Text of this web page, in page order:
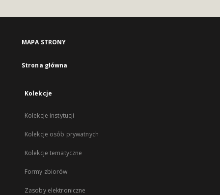
MAPA STRONY
Strona główna
Kolekcje
Kolekcje instytucji
Kolekcje osób prywatnych
Kolekcje tematyczne
Formy zbiorów
Zasoby elektroniczne